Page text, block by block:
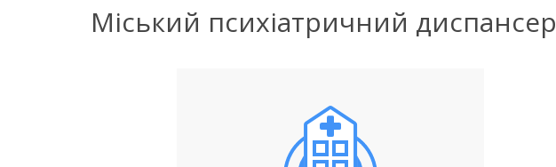
Міський психіатричний диспансер